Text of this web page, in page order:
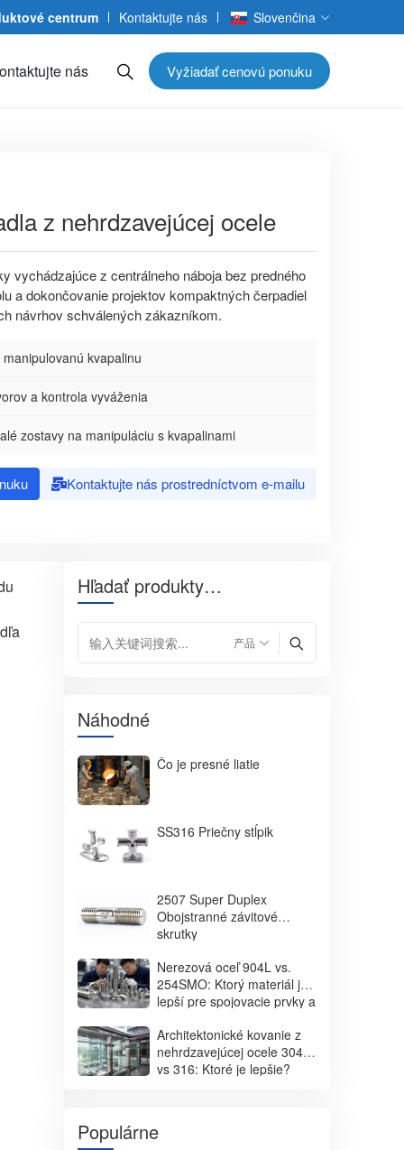
centrum Kontaktujte nás Slovenčina
nás Vyžiadať cenovú ponuku
z nehrdzavejúcej ocele
vychádzajúce z centrálneho náboja bez predného
a dokončovanie projektov kompaktných čerpadiel
návrhov schválených zákazníkom.
kvapalinu
a kontrola vyváženia
zostavy na manipuláciu s kvapalinami
Kontaktujte nás prostredníctvom e-mailu
Hľadať produkty…
Náhodné
Čo je presné liatie
SS316 Priečny stĺpik
2507 Super Duplex
Obojstranné závitové
skrutky
Nerezová oceľ 904L vs.
254SMO: Ktorý materiál je
lepší pre spojovacie prvky a
korózii?
Architektonické kovanie z
nehrdzavejúcej ocele 304
vs 316: Ktoré je lepšie?
Populárne